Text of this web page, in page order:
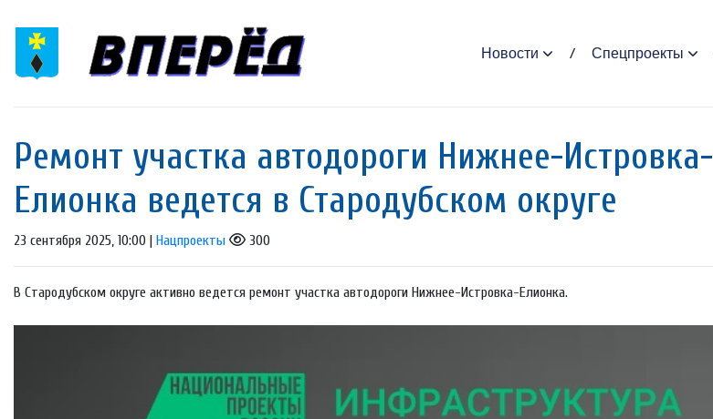
Новости Спецпроекты
Ремонт участка автодороги Нижнее-Истровка-
Елионка ведется в Стародубском округе
23 сентября 2025, 10:00 | Нацпроекты 300
В Стародубском округе активно ведется ремонт участка автодороги Нижнее-Истровка-Елионка.